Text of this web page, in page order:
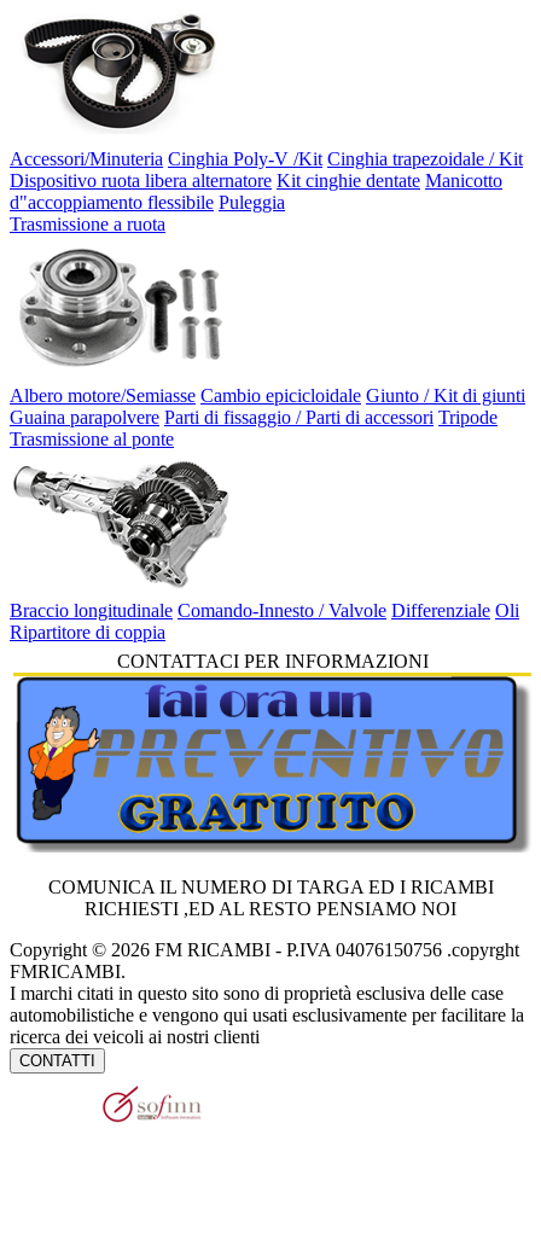
Accessori/Minuteria Cinghia Poly-V /Kit Cinghia trapezoidale / Kit
Dispositivo ruota libera alternatore Kit cinghie dentate Manicotto
d"accoppiamento flessibile Puleggia
Trasmissione a ruota
Albero motore/Semiasse Cambio epicicloidale Giunto / Kit di giunti
Guaina parapolvere Parti di fissaggio / Parti di accessori Tripode
Trasmissione al ponte
Braccio longitudinale Comando-Innesto / Valvole Differenziale Oli
Ripartitore di coppia
CONTATTACI PER INFORMAZIONI
COMUNICA IL NUMERO DI TARGA ED I RICAMBI
RICHIESTI ,ED AL RESTO PENSIAMO NOI
Copyright © 2026 FM RICAMBI - P.IVA 04076150756 .copyrght
FMRICAMBI.
I marchi citati in questo sito sono di proprietà esclusiva delle case
automobilistiche e vengono qui usati esclusivamente per facilitare la
ricerca dei veicoli ai nostri clienti
CONTATTI